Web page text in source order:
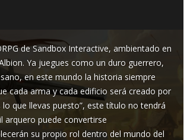
de Sandbox Interactive, ambientado en
Ya juegues como un duro guerrero,
en este mundo la historia siempre
cada arma y cada edificio será creado por
que llevas puesto”, este título no tendrá
arquero puede convertirse
su propio rol dentro del mundo del